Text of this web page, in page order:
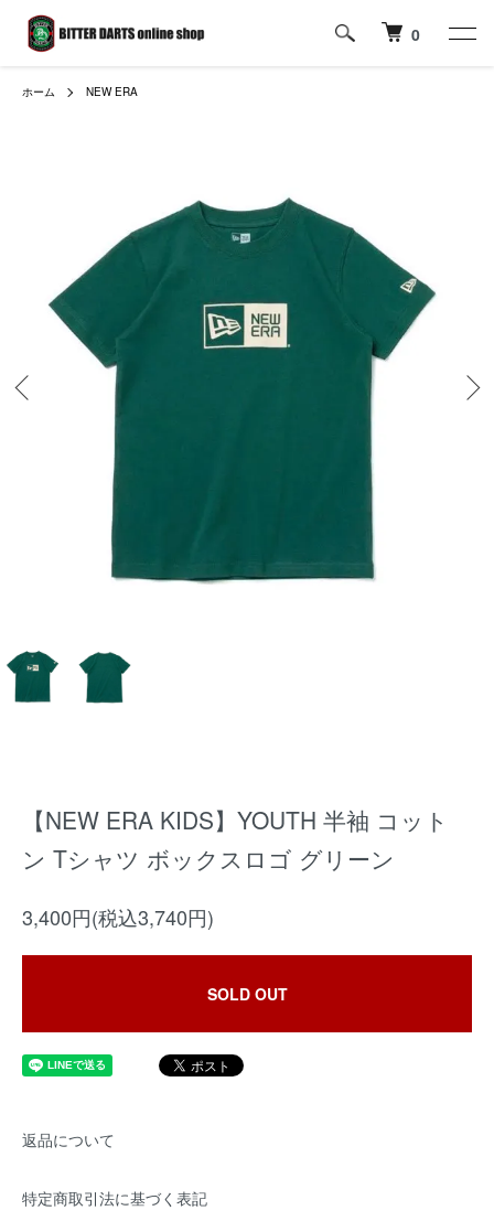
0
ホーム NEW ERA
【NEW ERA KIDS】YOUTH 半袖 コット
ン Tシャツ ボックスロゴ グリーン
3,400円(税込3,740円)
SOLD OUT
返品について
特定商取引法に基づく表記